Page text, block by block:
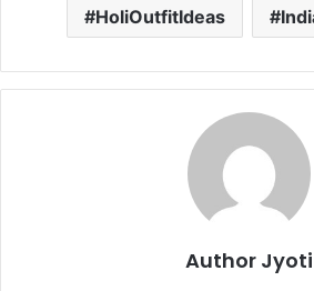
HoliOutfitIdeas
Author Jyoti